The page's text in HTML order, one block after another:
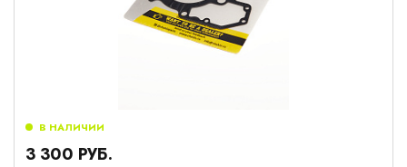
В НАЛИЧИИ
3 300 РУБ.